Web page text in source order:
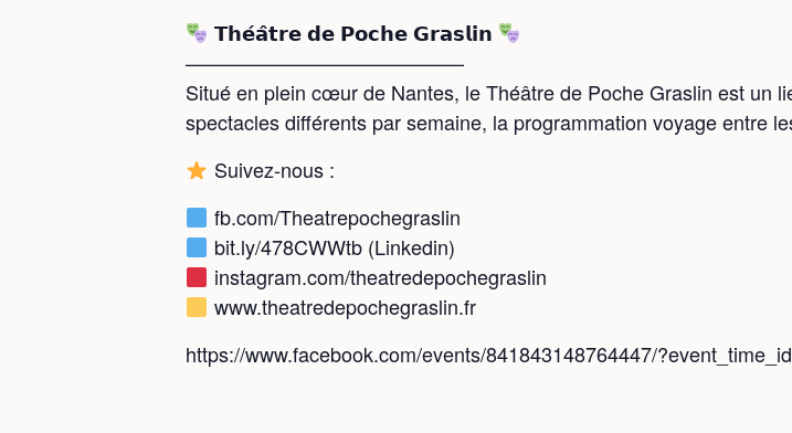
𝗧𝗵𝗲́𝗮̂𝘁𝗿𝗲 𝗱𝗲 𝗣𝗼𝗰𝗵𝗲 𝗚𝗿𝗮𝘀𝗹𝗶𝗻
——————————————
Situé en plein cœur de Nantes, le Théâtre de Poche Graslin est un
spectacles différents par semaine, la programmation voyage entre
Suivez-nous :
fb.com/Theatrepochegraslin
bit.ly/478CWWtb (Linkedin)
instagram.com/theatredepochegraslin
www.theatredepochegraslin.fr
https://www.facebook.com/events/841843148764447/